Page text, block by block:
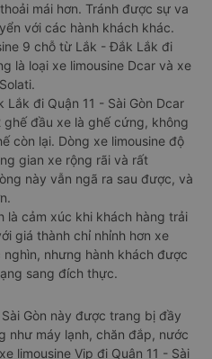
mái hơn. Tránh được sự va
với các hành khách khác.
9 chỗ từ Lắk - Đắk Lắk đi
là loại xe limousine Dcar và xe
đi Quận 11 - Sài Gòn Dcar
đầu xe là ghế cứng, không
còn lại. Dòng xe limousine độ
gian xe rộng rãi và rất
này vẫn ngã ra sau được, và
là cảm xúc khi khách hàng trải
giá thành chỉ nhỉnh hơn xe
nhưng hành khách được
sang đích thực.
Gòn này được trang bị đầy
như máy lạnh, chăn đắp, nước
limousine Vip đi Quận 11 - Sài